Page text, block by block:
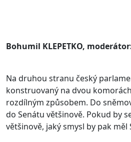
Bohumil KLEPETKO,
Na druhou stranu český
konstruovaný na dvou
rozdílným způsobem. Do
do Senátu většinově. Pokud by
většinově, jaký smysl by pak měl